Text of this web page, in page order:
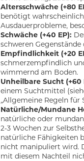
Altersschwäche (+80
benötigt
Ausdauerprobleme,
Schwäche (+40 EP):
schweren
Empfindlichkeit (+20
schmerzempfindlich
wimmernd am Boden.
Unheilbare Sucht (+60
einem Suchtmittel
„Allgemeine Regeln für
Natürliche/Mundane
natürliche oder
2-3 Wochen zur
natürliche Fähigkeiten
nicht manipuliert wird.
mit diesem Nachteil